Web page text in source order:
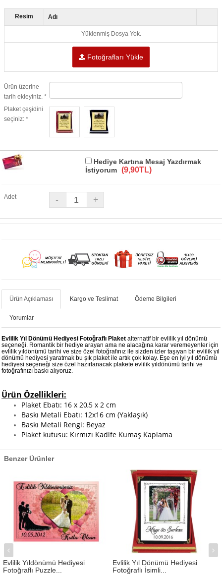
Resim Adı
Yüklenmiş Dosya Yok.
Fotoğrafları Yükle
Ürün üzerine
tarih ekleyiniz. *
Plaket çeşidini
seçiniz: *
Hediye Kartına Mesaj Yazdırmak
İstiyorum (9,90TL)
Adet
Ürün Açıklaması Kargo ve Teslimat Ödeme Bilgileri
Yorumlar
Evlilik Yıl Dönümü Hediyesi Fotoğraflı Plaket alternatif bir evlilik yıl dönümü
seçeneği. Romantik bir hediye arayan ama ne alacağına karar veremeyenler için
evlilik yıldönümü tarihi ve size özel fotoğrafınız ile sizden izler taşıyan bir evlilik yıl
dönümü hediyesi yaratmak bu şık plaket ile artık çok kolay. Eşe en iyi yıl dönümü
hediyesi seçeneği size özel hazırlanacak plakete evlilik yıldönümü tarihi ve
fotoğrafınızı baskı alıyoruz.
Ürün Özellikleri:
Plaket Ebatı: 16 x 20,5 x 2 cm​
Baskı Metali Ebatı: 12x16 cm (Yaklaşık)
Baskı Metali Rengi: Beyaz
Plaket kutusu: Kırmızı Kadife Kumaş Kaplama
Benzer Ürünler
Evlilik Yıldönümü Hediyesi
Fotoğraflı Puzzle...
Evlilik Yıl Dönümü Hediyesi
Fotoğraflı İsimli...